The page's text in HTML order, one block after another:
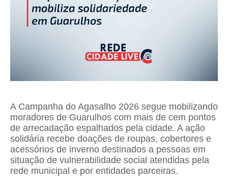
A Campanha do Agasalho 2026 segue mobilizando
moradores de Guarulhos com mais de cem pontos
de arrecadação espalhados pela cidade. A ação
solidária recebe doações de roupas, cobertores e
acessórios de inverno destinados a pessoas em
situação de vulnerabilidade social atendidas pela
rede municipal e por entidades parceiras.